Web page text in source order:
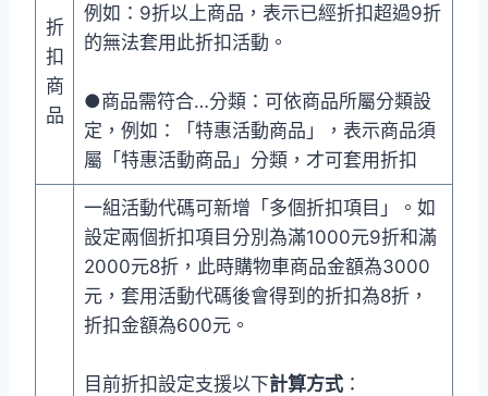
折
扣
商
品
例如：9折以上商品，表示已經折扣超過9折
的無法套用此折扣活動。
●商品需符合…分類：可依商品所屬分類設
定，例如：「特惠活動商品」，表示商品須
屬「特惠活動商品」分類，才可套用折扣
一組活動代碼可新增「多個折扣項目」。如
設定兩個折扣項目分別為滿1000元9折和滿
2000元8折，此時購物車商品金額為3000
元，套用活動代碼後會得到的折扣為8折，
折扣金額為600元。
目前折扣設定支援以下計算方式：